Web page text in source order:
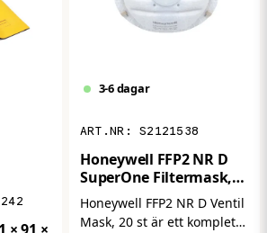
3-6 dagar
S2121538
Honeywell FFP2 NR D
SuperOne Filtermask,
20st/frp
Honeywell FFP2 NR D Ventil
Mask, 20 st är ett komplett